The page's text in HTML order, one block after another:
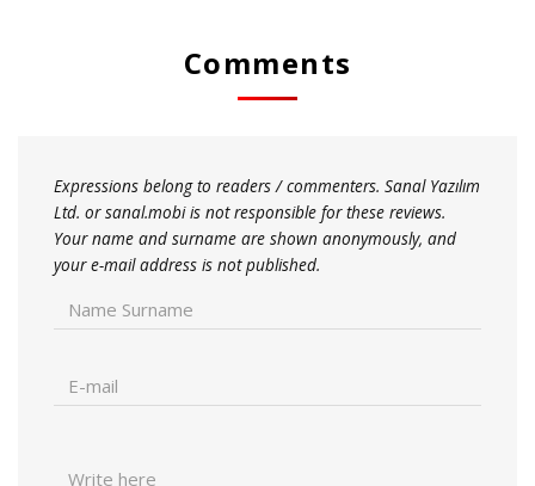
Comments
Expressions belong to readers / commenters. Sanal Yazılım
Ltd. or sanal.mobi is not responsible for these reviews.
Your name and surname are shown anonymously, and
your e-mail address is not published.